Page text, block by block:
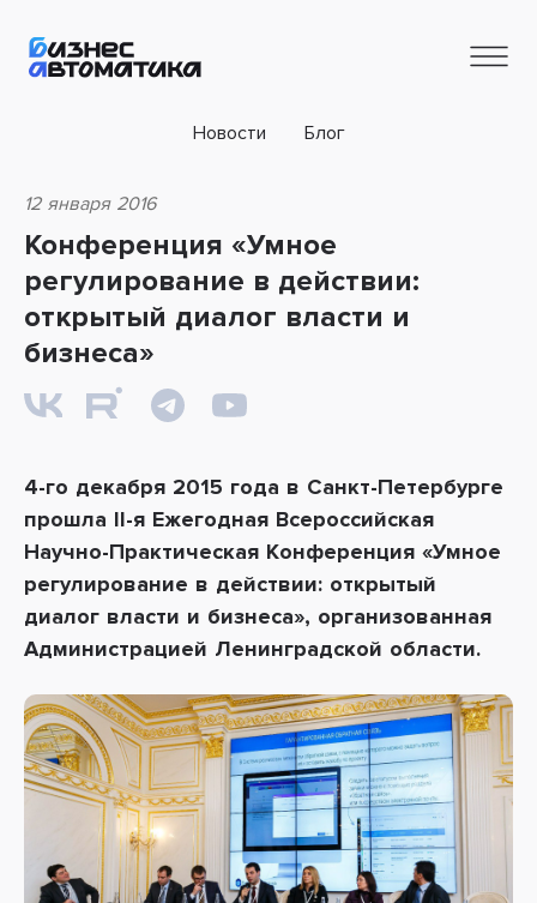
Новости Блог
12 января 2016
Конференция «Умное
регулирование в действии:
открытый диалог власти и
бизнеса»
4-го декабря 2015 года в Санкт-Петербурге
прошла II-я Ежегодная Всероссийская
Научно-Практическая Конференция «Умное
регулирование в действии: открытый
диалог власти и бизнеса», организованная
Администрацией Ленинградской области.